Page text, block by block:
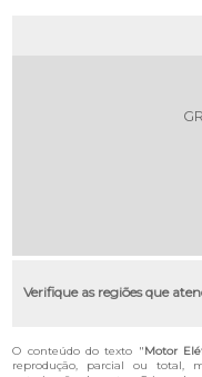
Verifique as regiões que
O conteúdo do texto "Motor
reprodução, parcial ou total,